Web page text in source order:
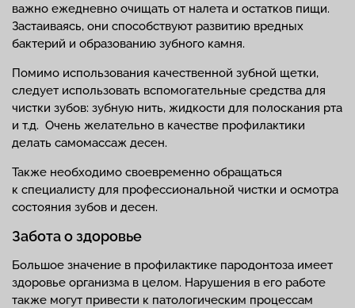
важно ежедневно очищать от налета и остатков пищи.
Застаиваясь, они способствуют развитию вредных
бактерий и образованию зубного камня.
Помимо использования качественной зубной щетки,
следует использовать вспомогательные средства для
чистки зубов: зубную нить, жидкости для полоскания рта
и т.д. Очень желательно в качестве профилактики
делать самомассаж десен.
Также необходимо своевременно обращаться
к специалисту для профессиональной чистки и осмотра
состояния зубов и десен.
Забота о здоровье
Большое значение в профилактике пародонтоза имеет
здоровье организма в целом. Нарушения в его работе
также могут привести к патологическим процессам